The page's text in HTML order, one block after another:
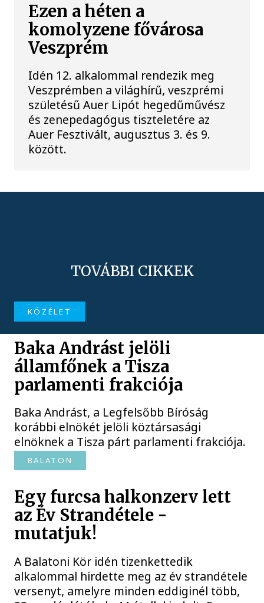
Ezen a héten a
komolyzene fővárosa
Veszprém
Idén 12. alkalommal rendezik meg
Veszprémben a világhírű, veszprémi
születésű Auer Lipót hegedűművész
és zenepedagógus tiszteletére az
Auer Fesztivált, augusztus 3. és 9.
között.
TOVÁBBI CIKKEK
KÖZÉLET
Baka Andrást jelöli
államfőnek a Tisza
parlamenti frakciója
Baka Andrást, a Legfelsőbb Bíróság
korábbi elnökét jelöli köztársasági
elnöknek a Tisza párt parlamenti frakciója.
BALATON
Egy furcsa halkonzerv lett
az Év Strandétele -
mutatjuk!
A Balatoni Kör idén tizenkettedik
alkalommal hirdette meg az év strandétele
versenyt, amelyre minden eddiginél több,